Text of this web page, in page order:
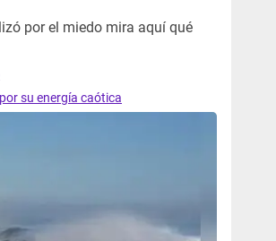
por el miedo mira aquí qué
su energía caótica